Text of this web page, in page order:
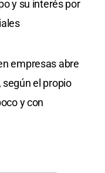
y su interés por
empresas abre
el propio
y con